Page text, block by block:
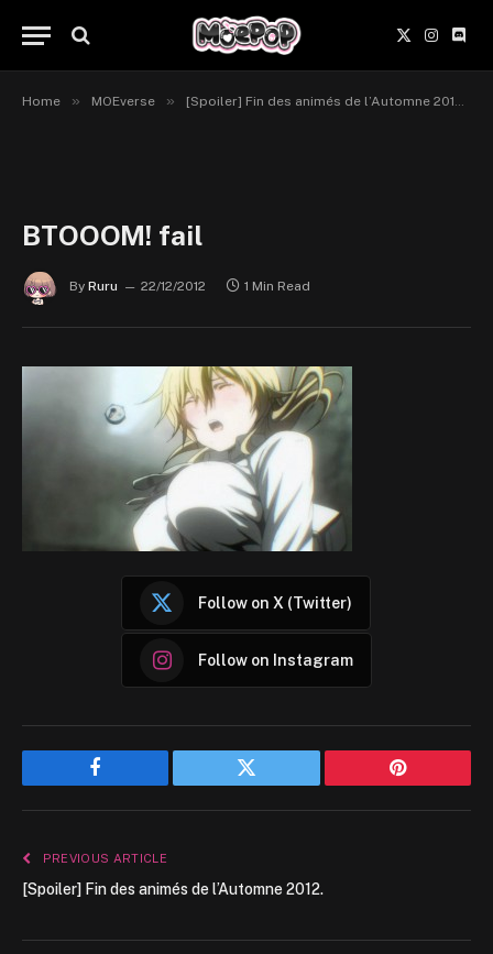
X
(Twitter)
Home » MOEverse » [Spoiler] Fin des animés de l’Automne 2012.
BTOOOM! fail
By Ruru 22/12/2012 1 Min Read
Follow on X (Twitter)
Follow on Instagram
Facebook Twitter Pinterest
PREVIOUS ARTICLE
[Spoiler] Fin des animés de l’Automne 2012.